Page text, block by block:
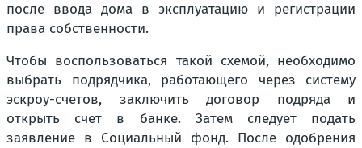
после ввода дома в эксплуатацию и регистрации
права собственности.
Чтобы воспользоваться такой схемой, необходимо
выбрать подрядчика, работающего через систему
эскроу-счетов, заключить договор подряда и
открыть счет в банке. Затем следует подать
заявление в Социальный фонд. После одобрения